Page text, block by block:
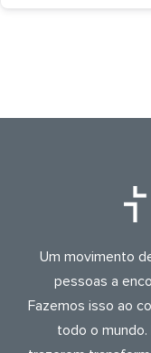
Um movimento
pessoas a
Fazemos isso ao
todo o mundo.